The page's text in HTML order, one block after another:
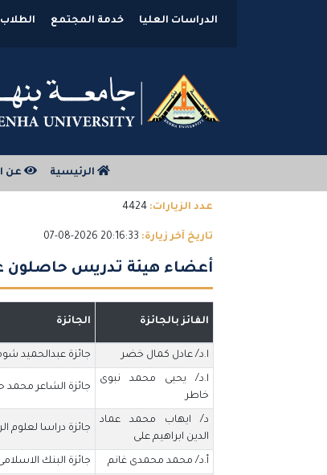
الدراسات العليا خدمة المجتمع الطلاب
الرئيسية عن
عدد الزيارات: 4424
تاريخ آخر زيارة: 20:16:33 2026-08-07
أعضاء هيئة تدريس حاصلون
الفائز بالجائزة الجائزة
ا.د/ عادل كمال خضر جائزة عبدالحميد
ا.د/ يحيى محمد نبوى
خاطر
جائزة الشاعر محمد
د/ ايهاب محمد عماد
الدين ابراهيم على
جائزة دراسا لعلوم
أ.د/ محمد محمدى غانم جائزة البنك